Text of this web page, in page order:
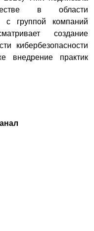
в области
с группой компаний
создание
кибербезопасности
внедрение практик